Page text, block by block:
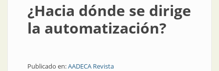
¿Hacia dónde se dirige
la automatización?
Publicado en:AADECA Revista